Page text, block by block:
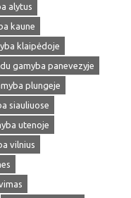
alytus
kaune
klaipėdoje
gamyba panevezyje
plungeje
siauliuose
utenoje
vilnius